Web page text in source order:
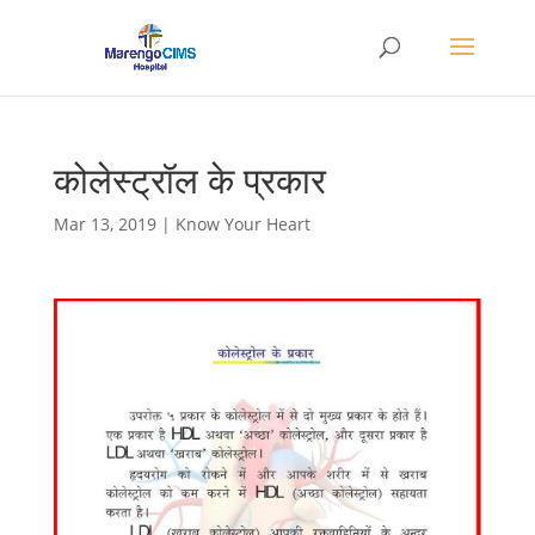
कोलेस्ट्रॉल के प्रकार
Mar 13, 2019| Know Your Heart